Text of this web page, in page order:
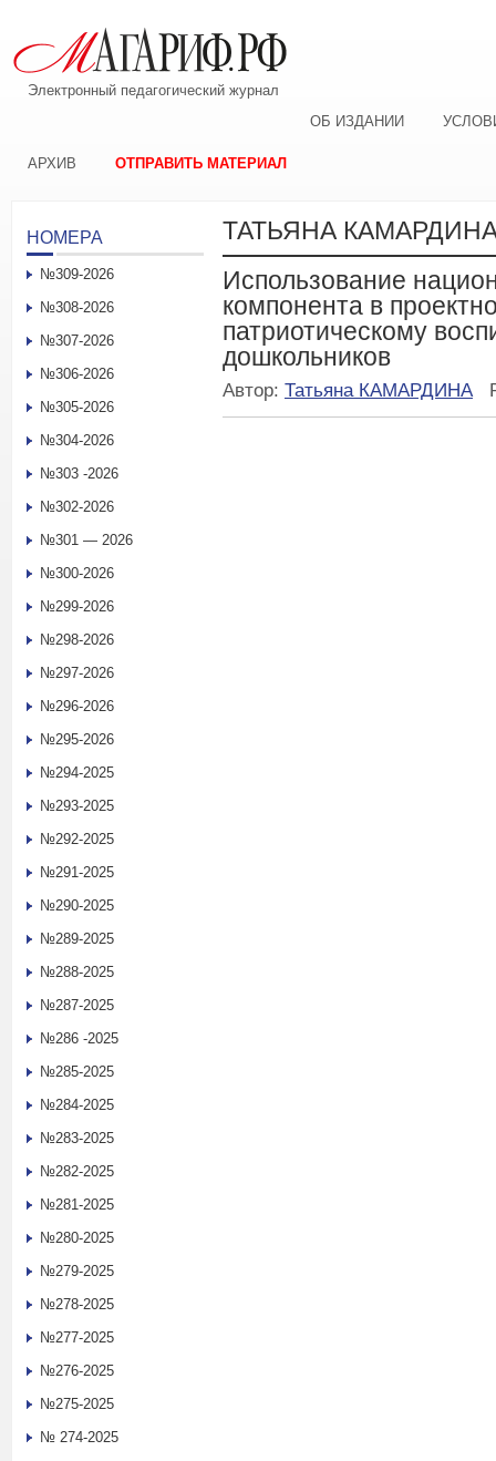
Электронный педагогический журнал
ОБ ИЗДАНИИ
АРХИВ ОТПРАВИТЬ МАТЕРИАЛ
ТАТЬЯНА
Использование
компонента в
патриотическому
дошкольников
Автор: Татьяна КАМАРДИНА
НОМЕРА
№309-2026
№308-2026
№307-2026
№306-2026
№305-2026
№304-2026
№303 -2026
№302-2026
№301 — 2026
№300-2026
№299-2026
№298-2026
№297-2026
№296-2026
№295-2026
№294-2025
№293-2025
№292-2025
№291-2025
№290-2025
№289-2025
№288-2025
№287-2025
№286 -2025
№285-2025
№284-2025
№283-2025
№282-2025
№281-2025
№280-2025
№279-2025
№278-2025
№277-2025
№276-2025
№275-2025
№ 274-2025